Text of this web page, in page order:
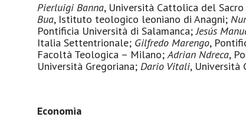
Pierluigi Banna, Università Cattolica del
Bua, Istituto teologico leoniano di Anagni;
Pontificia Università di Salamanca;Jesús
Italia Settentrionale; Gilfredo Marengo,
Facoltà Teologica – Milano;Adrian Ndreca,
Università Gregoriana; Dario Vitali, Università
Economia